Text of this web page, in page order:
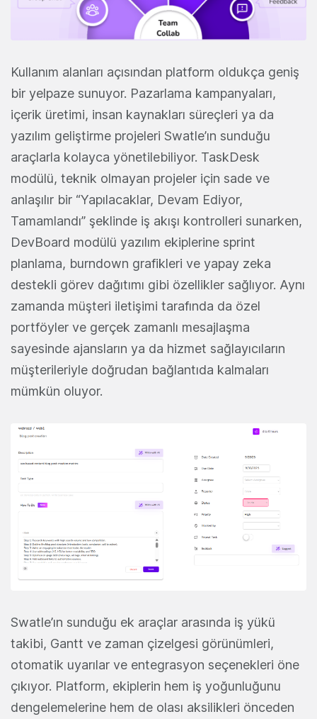
Kullanım alanları açısından platform oldukça geniş
bir yelpaze sunuyor. Pazarlama kampanyaları,
içerik üretimi, insan kaynakları süreçleri ya da
yazılım geliştirme projeleri Swatle’ın sunduğu
araçlarla kolayca yönetilebiliyor. TaskDesk
modülü, teknik olmayan projeler için sade ve
anlaşılır bir “Yapılacaklar, Devam Ediyor,
Tamamlandı” şeklinde iş akışı kontrolleri sunarken,
DevBoard modülü yazılım ekiplerine sprint
planlama, burndown grafikleri ve yapay zeka
destekli görev dağıtımı gibi özellikler sağlıyor. Aynı
zamanda müşteri iletişimi tarafında da özel
portföyler ve gerçek zamanlı mesajlaşma
sayesinde ajansların ya da hizmet sağlayıcıların
müşterileriyle doğrudan bağlantıda kalmaları
mümkün oluyor.
Swatle’ın sunduğu ek araçlar arasında iş yükü
takibi, Gantt ve zaman çizelgesi görünümleri,
otomatik uyarılar ve entegrasyon seçenekleri öne
çıkıyor. Platform, ekiplerin hem iş yoğunluğunu
dengelemelerine hem de olası aksilikleri önceden